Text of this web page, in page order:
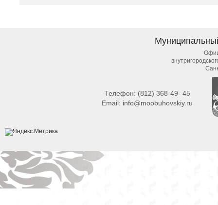
Телефон: (812) 368-49- 45
Email: info@moobuhovskiy.ru